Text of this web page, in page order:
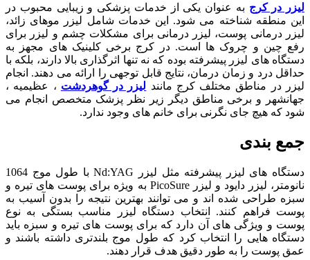
لیزر در کرج به عنوان یکی از خدمات پزشکی و زیبایی محبوب در
این منطقه شناخته می ‌شود. این خدمات شامل لیزر موهای زائد،
لیزر درمانی پوست، لیزر درمانی برای مشکلات چشم و لیزر برای
رفع چین و چروک‌ ها است. در کرج برخی کلینیک‌ های مجهز به
دستگاه‌ های لیزر پیشرفته بوده که نه تنها اثرگذاری بالا دارند، بلکه با
حداقل درد و زمان درمان، نتایج قابل توجهی را ارائه می ‌دهند. انجام
لیزر در مناطق مختلف کرج مانند لیزر در گوهردشت ، عظیمیه ،
جهانشهر و برخی مناطق دیگر زیر نظر پزشک متخصص انجام می
شود که هیچ جای نگرنی برای خانم های وجود ندارد.
جمع ‌بندی
دستگاه ‌های لیزر پیشرفته مثل لیزر Nd:YAG با طول موج 1064
نانومتر، لیزر دایود و لیزر PicoSure به‌ ویژه برای پوست‌ های تیره و
سبزه طراحی شده‌ اند و می ‌توانند بهترین نتیجه را بدون آسیب به
پوست فراهم کنند. انتخاب دستگاه لیزر مناسب بستگی به نوع
پوست و ویژگی ‌های آن دارد که برای پوست‌ های تیره و سبزه باید
دستگاه ‌هایی را انتخاب کرد که طول موج بلندتری داشته باشند و
عمق پوست را به ‌طور دقیق هدف قرار دهند.